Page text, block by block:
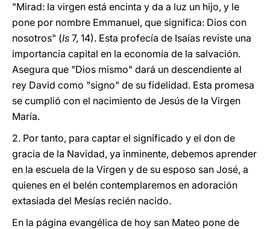
"Mirad: la virgen está encinta y da a luz un hijo, y le
pone por nombre Emmanuel, que significa: Dios con
nosotros" (Is 7, 14). Esta profecía de Isaías reviste una
importancia capital en la economía de la salvación.
Asegura que "Dios mismo" dará un descendiente al
rey David como "signo" de su fidelidad. Esta promesa
se cumplió con el nacimiento de Jesús de la Virgen
María.
2. Por tanto, para captar el significado y el don de
gracia de la Navidad, ya inminente, debemos aprender
en la escuela de la Virgen y de su esposo san José, a
quienes en el belén contemplaremos en adoración
extasiada del Mesías recién nacido.
En la página evangélica de hoy san Mateo pone de